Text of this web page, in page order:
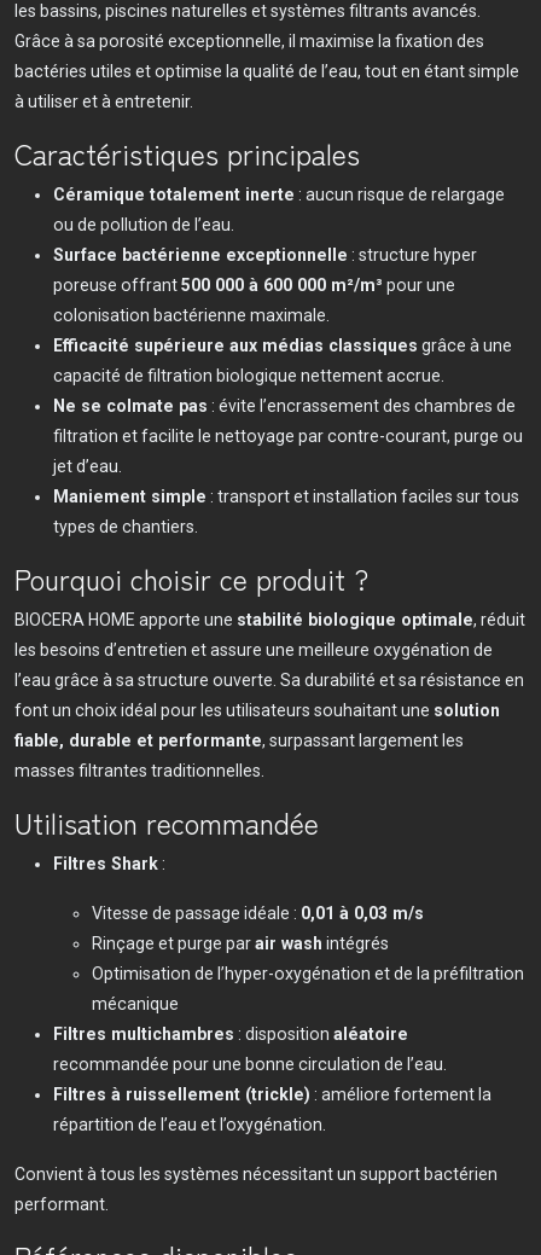
les bassins, piscines naturelles et systèmes filtrants avancés.
Grâce à sa porosité exceptionnelle, il maximise la fixation des
bactéries utiles et optimise la qualité de l’eau, tout en étant simple
à utiliser et à entretenir.
Caractéristiques principales
Céramique totalement inerte : aucun risque de relargage
ou de pollution de l’eau.
Surface bactérienne exceptionnelle : structure hyper
poreuse offrant500 000 à 600 000 m²/m³ pour une
colonisation bactérienne maximale.
Efficacité supérieure aux médias classiques grâce à une
capacité de filtration biologique nettement accrue.
Ne se colmate pas : évite l’encrassement des chambres de
filtration et facilite le nettoyage par contre-courant, purge ou
jet d’eau.
Maniement simple : transport et installation faciles sur tous
types de chantiers.
Pourquoi choisir ce produit ?
BIOCERA HOME apporte une stabilité biologique optimale, réduit
les besoins d’entretien et assure une meilleure oxygénation de
l’eau grâce à sa structure ouverte. Sa durabilité et sa résistance en
font un choix idéal pour les utilisateurs souhaitant une solution
fiable, durable et performante, surpassant largement les
masses filtrantes traditionnelles.
Utilisation recommandée
Filtres Shark :
Vitesse de passage idéale : 0,01 à 0,03 m/s
Rinçage et purge parair wash intégrés
Optimisation de l’hyper-oxygénation et de la préfiltration
mécanique
Filtres multichambres : disposition aléatoire
recommandée pour une bonne circulation de l’eau.
Filtres à ruissellement (trickle) : améliore fortement la
répartition de l’eau et l’oxygénation.
Convient à tous les systèmes nécessitant un support bactérien
performant.